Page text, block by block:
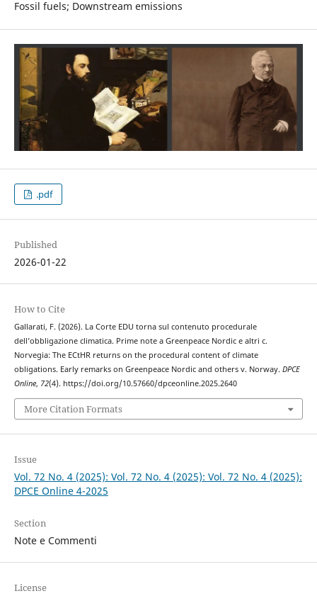
Fossil fuels; Downstream emissions
.pdf
Published
2026-01-22
How to Cite
Gallarati, F. (2026). La Corte EDU torna sul contenuto procedurale
dell’obbligazione climatica. Prime note a Greenpeace Nordic e altri c.
Norvegia: The ECtHR returns on the procedural content of climate
obligations. Early remarks on Greenpeace Nordic and others v. Norway. DPCE
Online, 72(4). https://doi.org/10.57660/dpceonline.2025.2640
More Citation Formats
Issue
Vol. 72 No. 4 (2025): Vol. 72 No. 4 (2025): Vol. 72 No. 4 (2025):
DPCE Online 4-2025
Section
Note e Commenti
License